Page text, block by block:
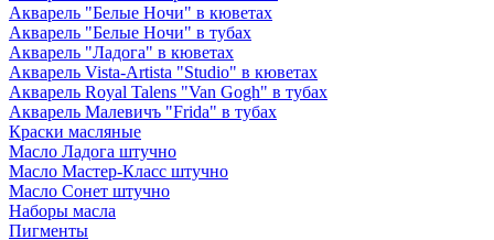
Акварель "Белые Ночи" в кюветах
Акварель "Белые Ночи" в тубах
Акварель "Ладога" в кюветах
Акварель Vista-Artista "Studio" в кюветах
Акварель Royal Talens "Van Gogh" в тубах
Акварель Малевичъ "Frida" в тубах
Краски масляные
Масло Ладога штучно
Масло Мастер-Класс штучно
Масло Сонет штучно
Наборы масла
Пигменты